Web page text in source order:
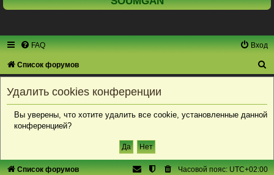
FAQ Вход
Список форумов
Удалить cookies конференции
Вы уверены, что хотите удалить все cookie, установленные данной
конференцией?
Список форумов Часовой пояс:UTC+02:00